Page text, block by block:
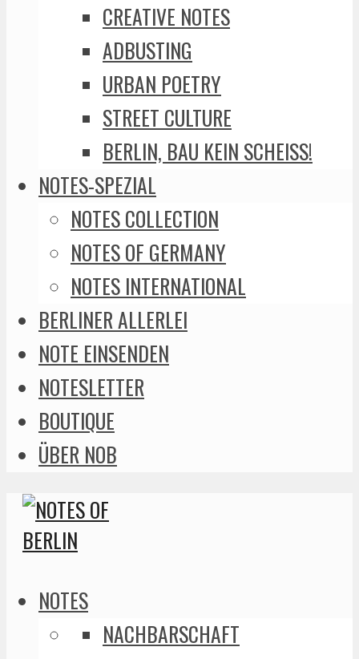
CREATIVE NOTES
ADBUSTING
URBAN POETRY
STREET CULTURE
BERLIN, BAU KEIN SCHEISS!
NOTES-SPEZIAL
NOTES COLLECTION
NOTES OF GERMANY
NOTES INTERNATIONAL
BERLINER ALLERLEI
NOTE EINSENDEN
NOTESLETTER
BOUTIQUE
ÜBER NOB
NOTES
NACHBARSCHAFT